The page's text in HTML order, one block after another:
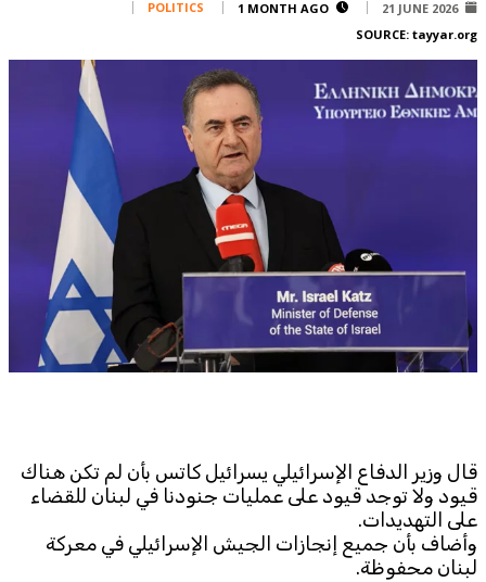
Services
Horoscope
Writers
Legal
Privacy Policy
21 JUNE 2026
1 MONTH AGO
POLITICS
SOURCE: tayyar.org
قال وزير الدفاع الإسرائيلي يسرائيل كاتس بأن لم تكن هناك
قيود ولا توجد قيود على عمليات جنودنا في لبنان للقضاء
على التهديدات.
وأضاف بأن جميع إنجازات الجيش الإسرائيلي في معركة
لبنان محفوظة.